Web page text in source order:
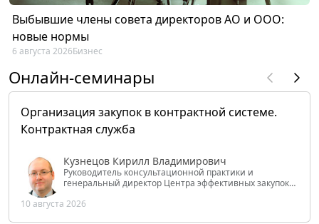
Выбывшие члены совета директоров АО и ООО:
новые нормы
6 августа 2026Бизнес
Онлайн-семинары
Организация закупок в контрактной системе.
Контрактная служба
Кузнецов Кирилл Владимирович
Руководитель консультационной практики и
генеральный директор Центра эффективных закупок
РФ
10 августа 2026